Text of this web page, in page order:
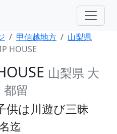
甲信越地方
山梨県
HOUSE
山梨県 大
都留
供は川遊び三昧
迄